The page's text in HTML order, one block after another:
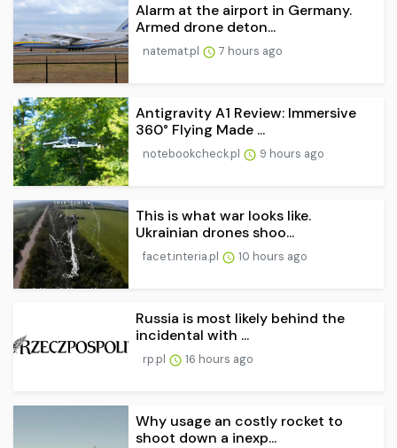
Alarm at the airport in Germany.
Armed drone deton...
natemat.pl 7 hours ago
Antigravity A1 Review: Immersive
360° Flying Made ...
notebookcheck.pl 9 hours ago
This is what war looks like.
Ukrainian drones shoo...
facet.interia.pl 10 hours ago
Russia is most likely behind the
incidental with ...
rp.pl 16 hours ago
Why usage an costly rocket to
shoot down a inexp...